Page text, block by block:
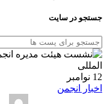
جستجو در سایت
12 نوامبر
اخبار انجمن